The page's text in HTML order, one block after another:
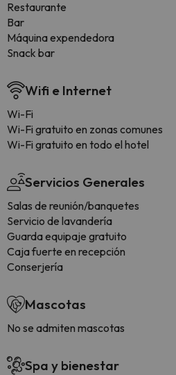
Restaurante
Bar
Máquina expendedora
Snack bar
Wifi e Internet
Wi-Fi
Wi-Fi gratuito en zonas comunes
Wi-Fi gratuito en todo el hotel
Servicios Generales
Salas de reunión/banquetes
Servicio de lavandería
Guarda equipaje gratuito
Caja fuerte en recepción
Conserjería
Mascotas
No se admiten mascotas
Spa y bienestar